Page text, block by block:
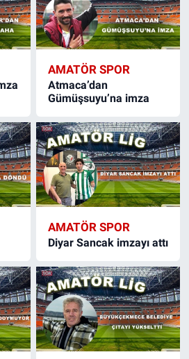
AMATÖR SPOR
Atmaca’dan
Gümüşsuyu’na imza
AMATÖR SPOR
Diyar Sancak imzayı attı